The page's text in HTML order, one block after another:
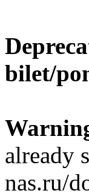
bilet/
already
nas.ru/